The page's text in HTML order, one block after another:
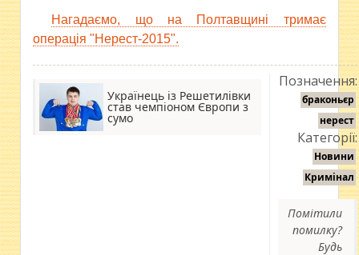
Нагадаємо, що на Полтавщині тримає
операція "Нерест-2015".
Українець із Решетилівки
став чемпіоном Європи з
сумо
Позначення:
браконьєр
нерест
Категорії:
Новини
Кримінал
Помітили
помилку?
Будь